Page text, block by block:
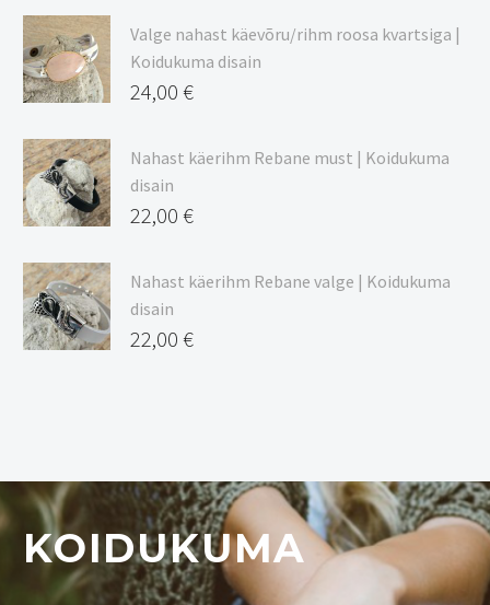
Valge nahast käevõru/rihm roosa kvartsiga |
Koidukuma disain
24,00 €
Nahast käerihm Rebane must | Koidukuma
disain
22,00 €
Nahast käerihm Rebane valge | Koidukuma
disain
22,00 €
KOIDUKUMA